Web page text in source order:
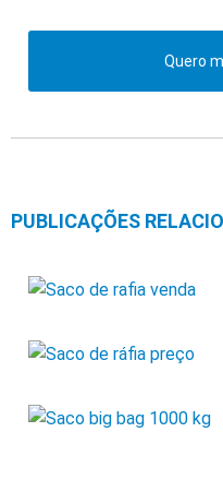
Quero
PUBLICAÇÕES